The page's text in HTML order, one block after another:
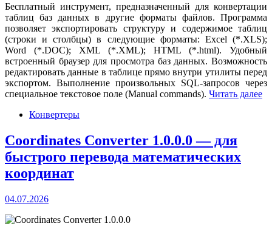
Бесплатный инструмент, предназначенный для конвертации
таблиц баз данных в другие форматы файлов. Программа
позволяет экспортировать структуру и содержимое таблиц
(строки и столбцы) в следующие форматы: Excel (*.XLS);
Word (*.DOC); XML (*.XML); HTML (*.html). Удобный
встроенный браузер для просмотра баз данных. Возможность
редактировать данные в таблице прямо внутри утилиты перед
экспортом. Выполнение произвольных SQL-запросов через
специальное текстовое поле (Manual commands). Читать далее
Конвертеры
Coordinates Converter 1.0.0.0 — для
быстрого перевода математических
координат
04.07.2026